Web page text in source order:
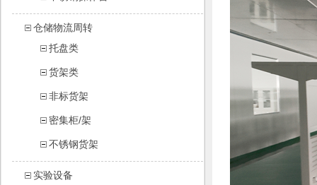
仓储物流周转
托盘类
货架类
非标货架
密集柜/架
不锈钢货架
实验设备